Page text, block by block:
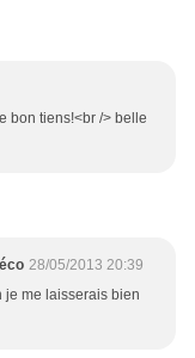
bon tiens!<br /> belle
28/05/2013 20:39
je me laisserais bien